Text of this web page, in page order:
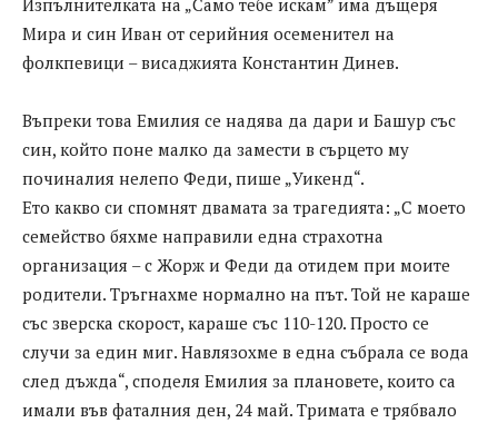
Изпълнителката на „Само тебе искам” има дъщеря
Мира и син Иван от серийния осеменител на
фолкпевици – висаджията Константин Динев.
Въпреки това Емилия се надява да дари и Башур със
син, който поне малко да замести в сърцето му
починалия нелепо Феди, пише „Уикенд“.
Ето какво си спомнят двамата за трагедията: „С моето
семейство бяхме направили една страхотна
организация – с Жорж и Феди да отидем при моите
родители. Тръгнахме нормално на път. Той не караше
със зверска скорост, караше със 110-120. Просто се
случи за един миг. Навлязохме в една събрала се вода
след дъжда“, споделя Емилия за плановете, които са
имали във фаталния ден, 24 май. Тримата е трябвало